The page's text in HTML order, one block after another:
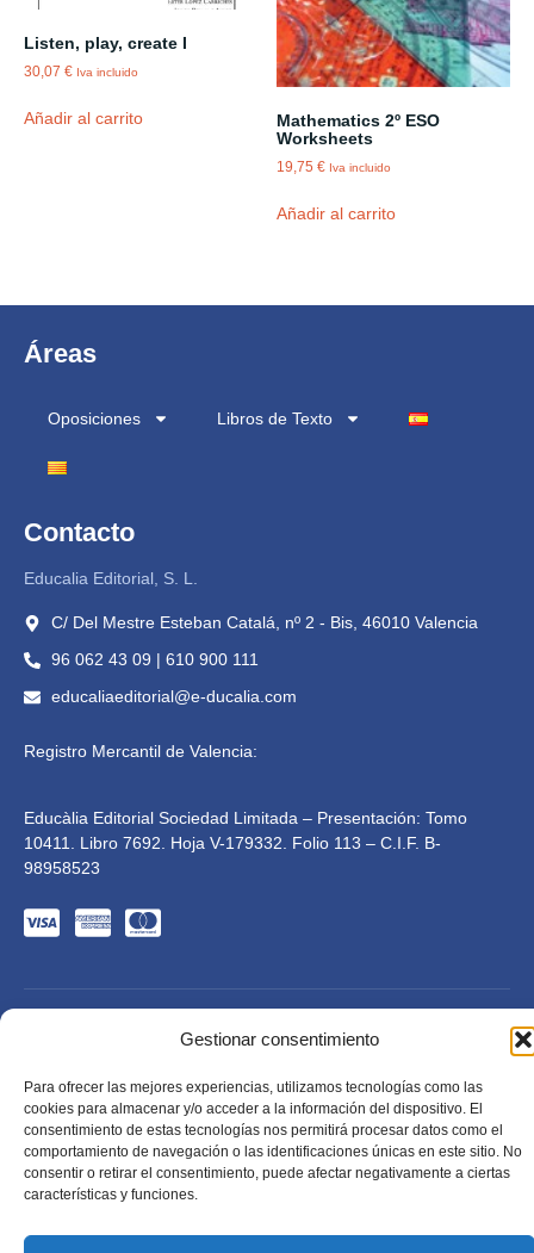
Gestionar consentimiento
Para ofrecer las mejores experiencias, utilizamos tecnologías como las
cookies para almacenar y/o acceder a la información del dispositivo. El
consentimiento de estas tecnologías nos permitirá procesar datos como el
comportamiento de navegación o las identificaciones únicas en este sitio. No
consentir o retirar el consentimiento, puede afectar negativamente a ciertas
características y funciones.
Listen, play, create I
30,07 € Iva incluido
Añadir al carrito
Mathematics 2º ESO
Worksheets
19,75€ Iva incluido
Añadir al carrito
Áreas
Oposiciones Libros de Texto
Contacto
Educalia Editorial, S. L.
C/ Del Mestre Esteban Catalá, nº 2 - Bis, 46010 Valencia
96 062 43 09 | 610 900 111
educaliaeditorial@e-ducalia.com
Registro Mercantil de Valencia:
Educàlia Editorial Sociedad Limitada – Presentación: Tomo
10411. Libro 7692. Hoja V-179332. Folio 113 – C.I.F. B-
98958523
Educàlia Editorial S.L. está adaptada en cumplimiento de
la LSSI-CE, RGPD y LOPD. 2023 . Todos los derechos
reservados
Diseñado por Mkolid